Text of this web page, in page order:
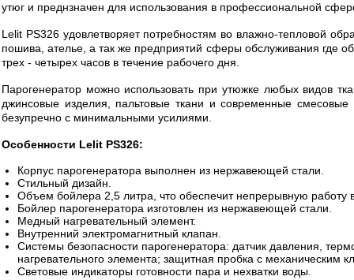
утюг и преднзначен для использования в профессиональной
Lelit PS326 удовлетворяет потребностям во влажно-тепловой
пошива, ателье, а так же предприятий сферы обслуживания где
трех - четырех часов в течение рабочего дня.
Парогенератор можно использовать при утюжке любых видов
джинсовые изделия, пальтовые ткани и современные смесовые
безупречно с минимальными усилиями.
Особенности Lelit PS326:
Корпус парогенератора выполнен из нержавеющей стали.
Стильный дизайн.
Объем бойлера 2,5 литра, что обеспечит непрерывную работу
Бойлер парогенератора изготовлен из нержавеющей стали.
Медный нагревательный элемент.
Внутренний электромагнитный клапан.
Системы безопасности парогенератора: датчик давления,
нагревательного элемента; защитная пробка с механическим
Световые индикаторы готовности пара и нехватки воды.